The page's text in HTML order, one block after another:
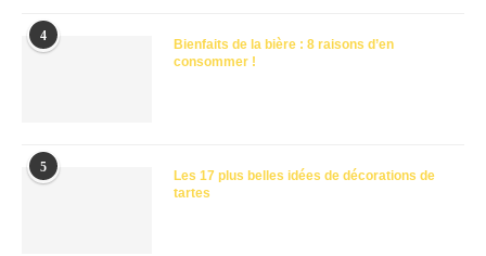
4
Bienfaits de la bière : 8 raisons d’en
consommer !
5
Les 17 plus belles idées de décorations de
tartes